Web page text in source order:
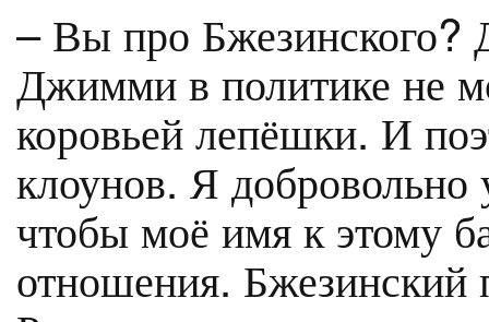
– Вы про Бжезинского?
Джимми в политике не
коровьей лепёшки. И
клоунов. Я
чтобы моё имя к этому
отношения. Бжезинский